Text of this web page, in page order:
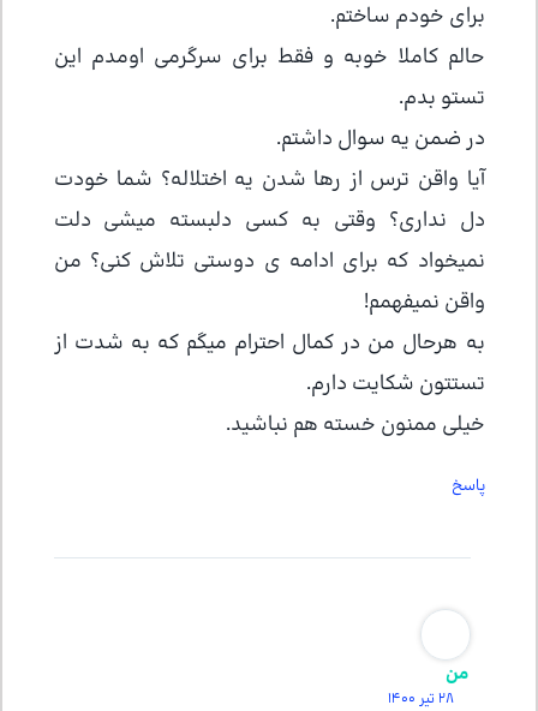
برای خودم ساختم.
حالم کاملا خوبه و فقط برای سرگرمی اومدم این
تستو بدم.
در ضمن یه سوال داشتم.
آیا واقن ترس از رها شدن یه اختلاله؟ شما خودت
دل نداری؟ وقتی به کسی دلبسته میشی دلت
نمیخواد که برای ادامه ی دوستی تلاش کنی؟ من
واقن نمیفهمم!
به هرحال من در کمال احترام میگم که به شدت از
تستتون شکایت دارم.
خیلی ممنون خسته هم نباشید.
پاسخ
من
28 تیر 1400